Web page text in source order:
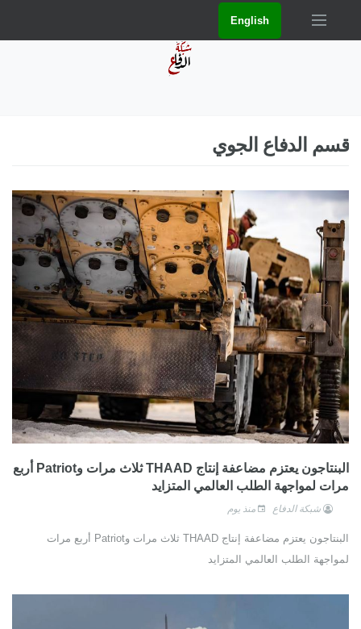
English
قسم الدفاع الجوي
البنتاجون يعتزم مضاعفة إنتاج THAAD ثلاث مرات وPatriot أربع
مرات لمواجهة الطلب العالمي المتزايد
شبكة الدفاع منذ يوم
البنتاجون يعتزم مضاعفة إنتاج THAAD ثلاث مرات وPatriot أربع مرات
لمواجهة الطلب العالمي المتزايد